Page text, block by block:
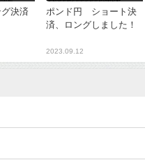
決済
ポンド円 ショート決
済、ロングしました！
2023.09.12